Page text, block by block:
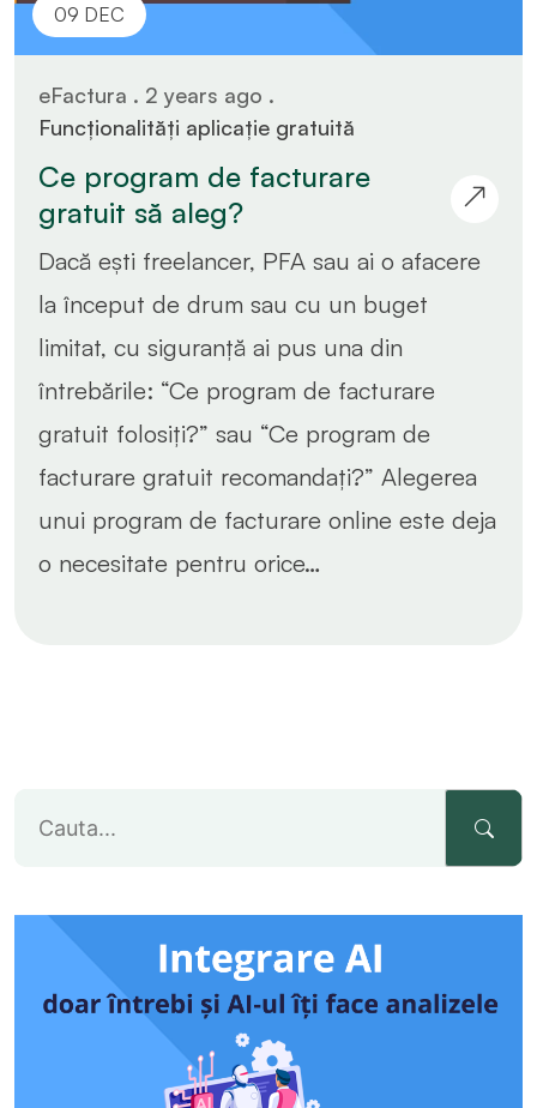
09 DEC
eFactura . 2 years ago .
Funcționalități aplicație gratuită
Ce program de facturare
gratuit să aleg?
Dacă ești freelancer, PFA sau ai o afacere
la început de drum sau cu un buget
limitat, cu siguranță ai pus una din
întrebările: “Ce program de facturare
gratuit folosiți?” sau “Ce program de
facturare gratuit recomandați?” Alegerea
unui program de facturare online este deja
o necesitate pentru orice…